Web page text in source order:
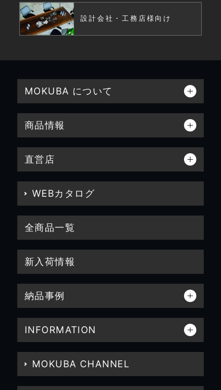
設計会社・工務店様向け
MOKUBA について
商品情報
直営店
WEBカタログ
全商品一覧
新入荷情報
納品事例
INFORMATION
MOKUBA CHANNEL